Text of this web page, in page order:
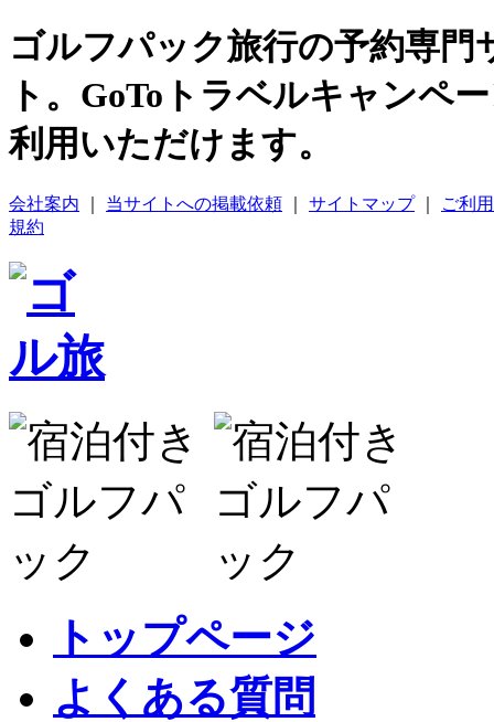
ゴルフパック旅行の予約専門
ト。GoToトラベルキャンペ
利用いただけます。
会社案内 当サイトへの掲載依頼 サイトマップ｜
ご利用
規約
トップページ
よくある質問